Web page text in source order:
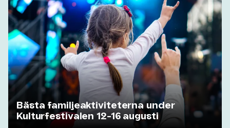
Bästa familjeaktiviteterna under
Kulturfestivalen 12-16 augusti